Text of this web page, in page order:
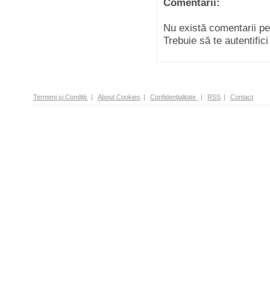
Comentarii:
Nu există comentarii
Trebuie să te
Termeni şi Condiţii | About Cookies | Confidenţialitate | RSS | Contact